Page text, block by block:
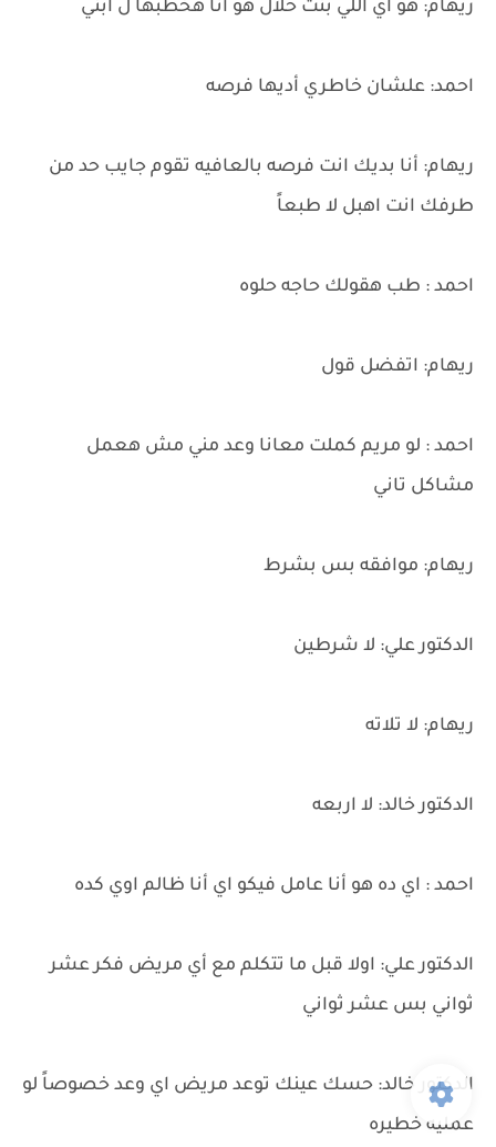
ريهام: هو اي اللي بنت حلال هو أنا هخطبها ل ابني
احمد: علشان خاطري أديها فرصه
ريهام: أنا بديك انت فرصه بالعافيه تقوم جايب حد من
طرفك انت اهبل لا طبعاً
احمد : طب هقولك حاجه حلوه
ريهام: اتفضل قول
احمد : لو مريم كملت معانا وعد مني مش هعمل
مشاكل تاني
ريهام: موافقه بس بشرط
الدكتور علي: لا شرطين
ريهام: لا تلاته
الدكتور خالد: لا اربعه
احمد : اي ده هو أنا عامل فيكو اي أنا ظالم اوي كده
الدكتور علي: اولا قبل ما تتكلم مع أي مريض فكر عشر
ثواني بس عشر ثواني
الدكتور خالد: حسك عينك توعد مريض اي وعد خصوصاً لو
عمليه خطيره